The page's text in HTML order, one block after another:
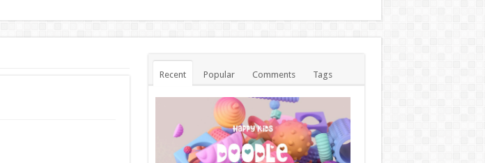
Recent Popular Comments Tags